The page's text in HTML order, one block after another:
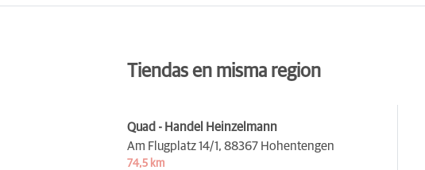
Tiendas en misma region
Quad - Handel Heinzelmann
Am Flugplatz 14/1, 88367 Hohentengen
74,5 km